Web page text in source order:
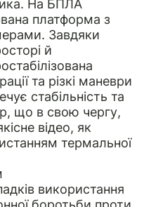
На БПЛА
платформа з
Завдяки
й
та різкі маневри
стабільність та
що в свою чергу,
відео, як
термальної
використання